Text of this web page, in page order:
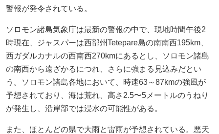
警報が発令されている。
ソロモン諸島気象庁は最新の警報の中で、現地時間午後2
時現在、ジャスパーは西部州Tetepare島の南南西195km、
西ガダルカナルの西南西270kmにあるとし、ソロモン諸島
の南西から遠ざかるにつれ、さらに強まる見込みだとい
う。ソロモン諸島各地において、時速63～87kmの強風が
予想されており、海は荒れ、高さ2.5〜5メートルのうねり
が発生し、沿岸部では浸水の可能性がある。
また、ほとんどの県で大雨と雷雨が予想されている。悪天